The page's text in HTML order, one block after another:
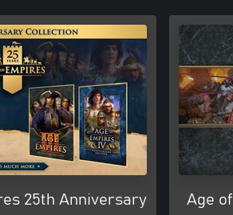
Age
25th Anniversary